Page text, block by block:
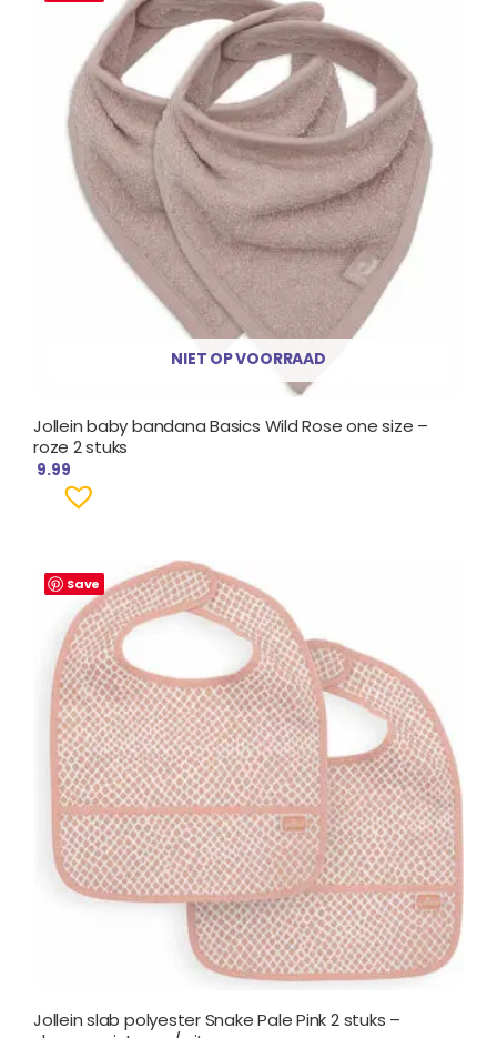
NIET OP VOORRAAD
Jollein baby bandana Basics Wild Rose one size –
roze 2 stuks
9.99
Save
Jollein slab polyester Snake Pale Pink 2 stuks –